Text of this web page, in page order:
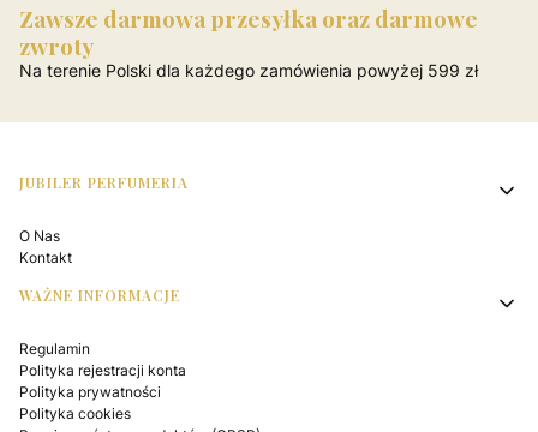
Zawsze darmowa przesyłka oraz darmowe
zwroty
Na terenie Polski dla każdego zamówienia powyżej 599 zł
Linki w stopce
JUBILER PERFUMERIA
O Nas
Kontakt
WAŻNE INFORMACJE
Regulamin
Polityka rejestracji konta
Polityka prywatności
Polityka cookies